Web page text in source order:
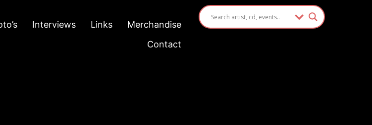
Interviews Links
Merchandise
Contact